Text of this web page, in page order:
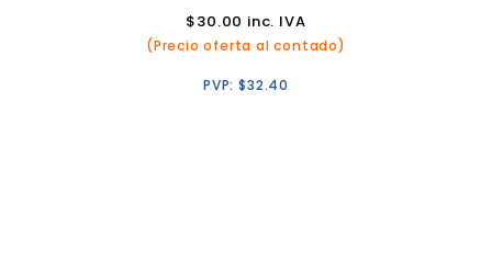
$30.00 inc. IVA
(Precio oferta al contado)
PVP:$32.40